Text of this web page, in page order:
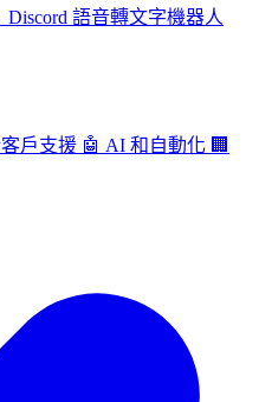
Discord 語音轉文字機器人
戶支援 🤖 AI 和自動化 🏢